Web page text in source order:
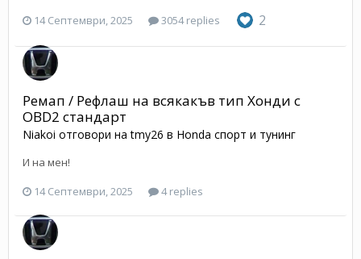
14 Септември, 2025 3054 replies 2
Ремап / Рефлаш на всякакъв тип Хонди с
OBD2 стандарт
Niakoi отговори наtmy26 в Honda спорт и тунинг
И на мен!
14 Септември, 2025
4 replies